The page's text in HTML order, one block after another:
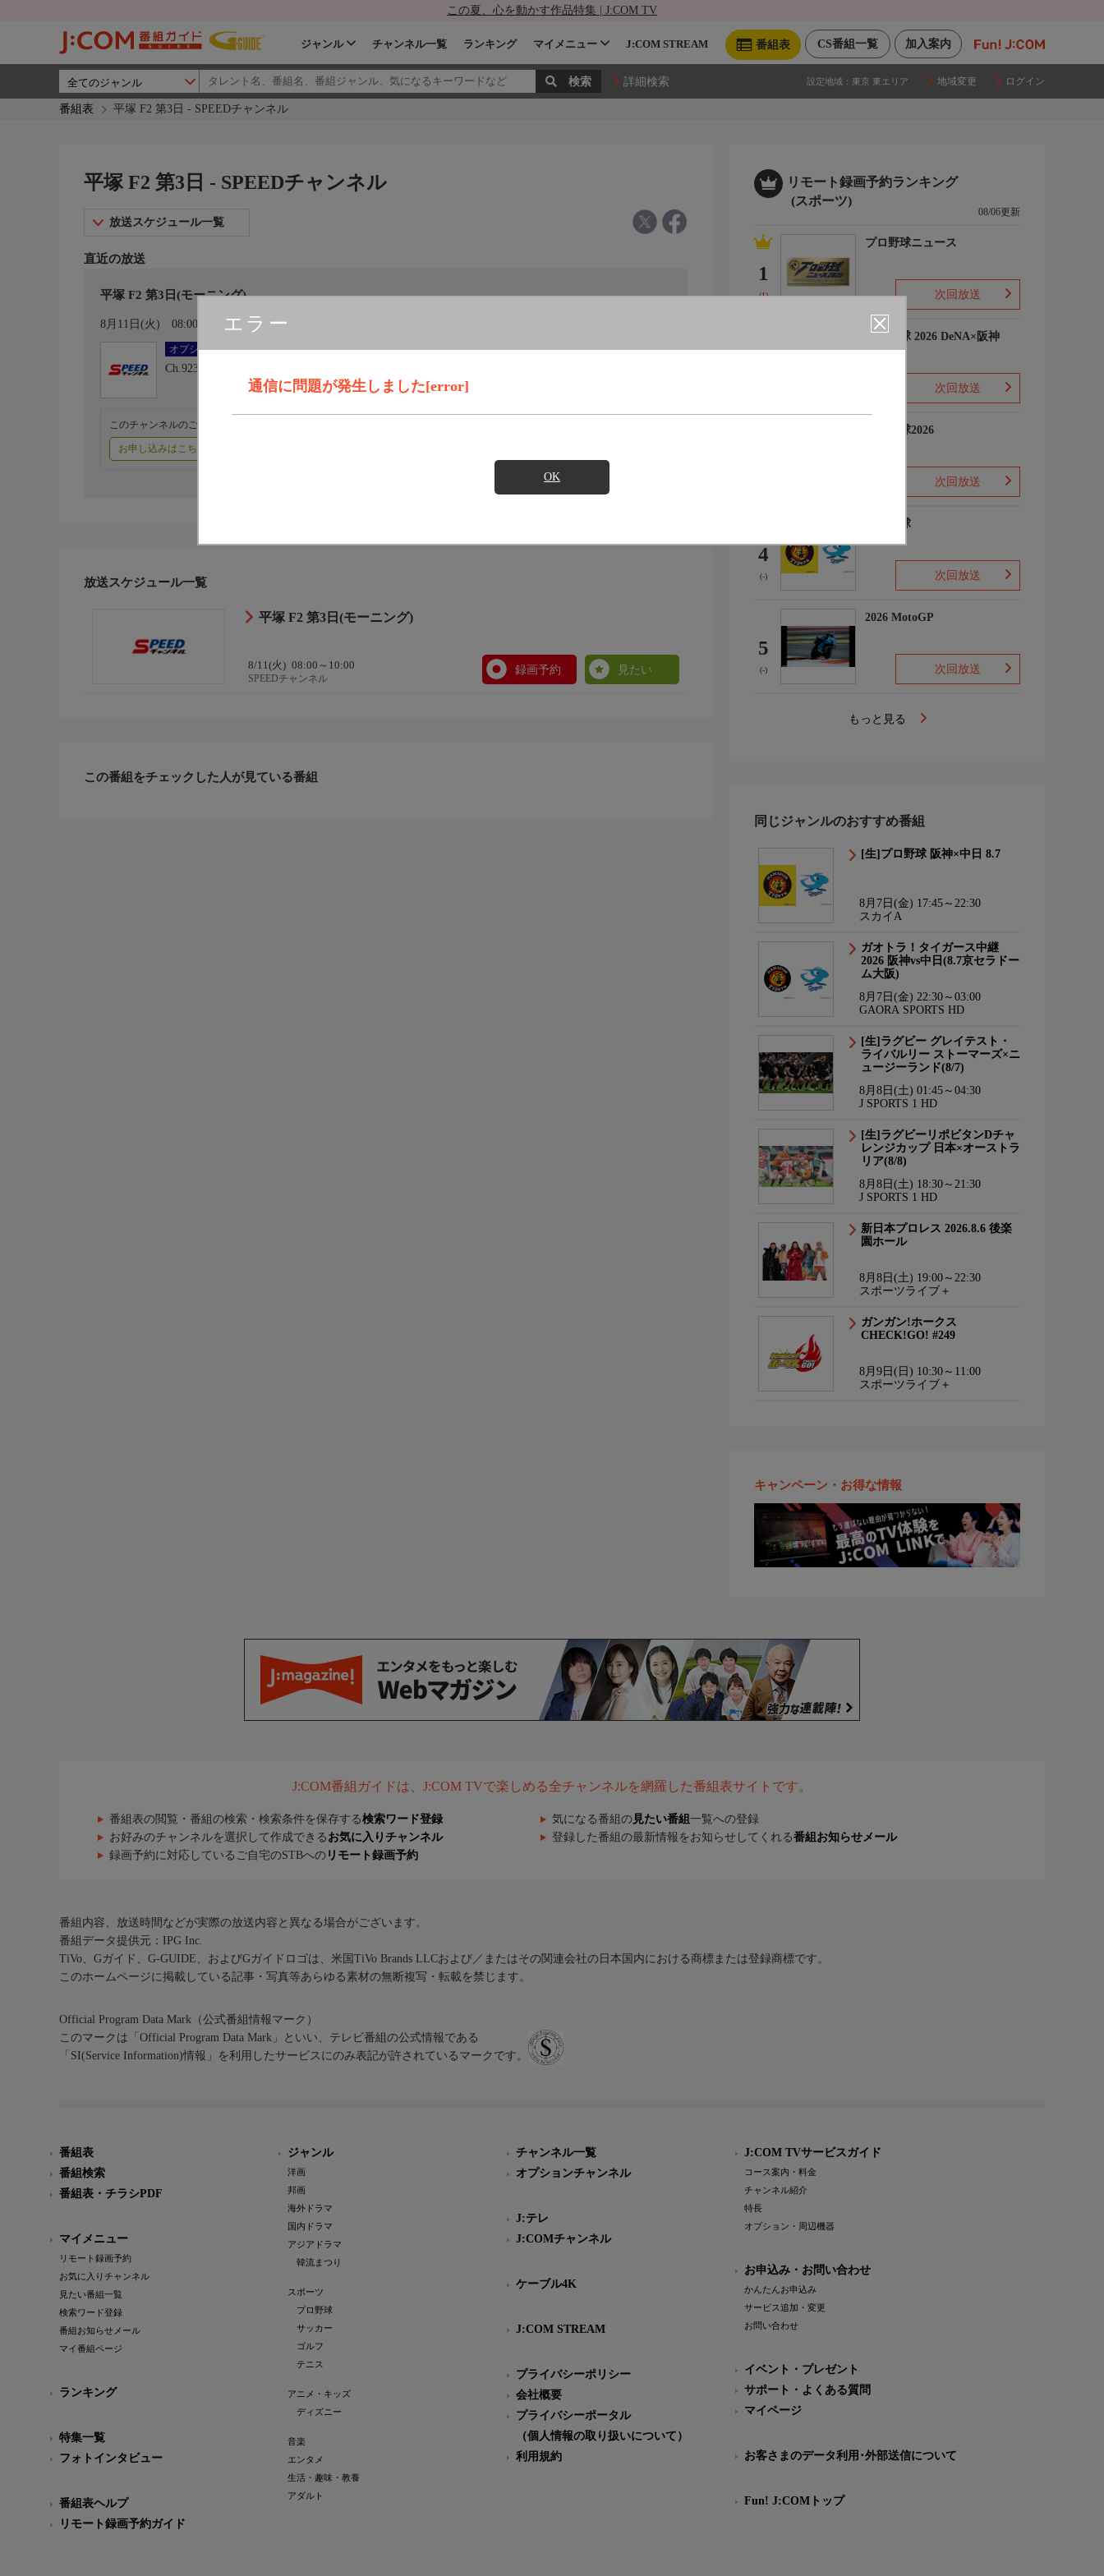
この夏、心を動かす作品特集 | J:COM TV
加入案内
CS番組一覧
番組表
ジャンル チャンネル一覧 ランキング マイメニュー J:COM STREAM
詳細検索 設定地域： 東京 東エリア 地域変更 ログイン
番組表 平塚 F2 第3日 - SPEEDチャンネル
エラー
通信に問題が発生しました[error]
OK
平塚 F2 第3日 - SPEEDチャンネル
放送スケジュール一覧
直近の放送
平塚 F2 第3日(モーニング)
8月11日(火) 08:00〜10:00 カレンダー登録
オプション
Ch.923
このチャンネルのご視聴には、オプションチャンネル(有料)のご契約が必要となります。
お申し込みはこちら
放送スケジュール一覧
平塚 F2 第3日(モーニング)
8/11(火) 08:00～10:00
SPEEDチャンネル
録画予約 見たい
この番組をチェックした人が見ている番組
リモート録画予約ランキング
(スポーツ)
08/06更新
1
(1)
プロ野球ニュース
次回放送
プロ野球 2026 DeNA×阪神
次回放送
プロ野球2026
次回放送
4
(-)
プロ野球
次回放送
5
(-)
2026 MotoGP
次回放送
もっと見る
同じジャンルのおすすめ番組
[生]プロ野球 阪神×中日 8.7
8月7日(金) 17:45～22:30
スカイA
ガオトラ！タイガース中継
2026 阪神vs中日(8.7京セラドー
ム大阪)
8月7日(金) 22:30～03:00
GAORA SPORTS HD
[生]ラグビー グレイテスト・
ライバルリー ストーマーズ×ニ
ュージーランド(8/7)
8月8日(土) 01:45～04:30
J SPORTS 1 HD
[生]ラグビーリポビタンDチャ
レンジカップ 日本×オーストラ
リア(8/8)
8月8日(土) 18:30～21:30
J SPORTS 1 HD
新日本プロレス 2026.8.6 後楽
園ホール
8月8日(土) 19:00～22:30
スポーツライブ＋
ガンガン!ホークス
CHECK!GO! #249
8月9日(日) 10:30～11:00
スポーツライブ＋
キャンペーン・お得な情報
J:COM番組ガイドは、J:COM TVで楽しめる全チャンネルを網羅した番組表サイトです。
番組表の閲覧・番組の検索・検索条件を保存する検索ワード登録 気になる番組の 見たい番組 一覧への登録
お好みのチャンネルを選択して作成できる お気に入りチャンネル 登録した番組の最新情報をお知らせしてくれる番組お知らせメール
録画予約に対応しているご自宅のSTBへの リモート録画予約
番組内容、放送時間などが実際の放送内容と異なる場合がございます。
番組データ提供元：IPG Inc.
TiVo、Gガイド、G-GUIDE、およびGガイドロゴは、米国TiVo Brands LLCおよび／またはその関連会社の日本国内における商標または登録商標です。
このホームページに掲載している記事・写真等あらゆる素材の無断複写・転載を禁じます。
Official Program Data Mark（公式番組情報マーク）
このマークは「Official Program Data Mark」といい、テレビ番組の公式情報である
「SI(Service Information)情報」を利用したサービスにのみ表記が許されているマークです。
番組表
番組検索
番組表・チラシPDF
マイメニュー
リモート録画予約
お気に入りチャンネル
見たい番組一覧
検索ワード登録
番組お知らせメール
マイ番組ページ
ランキング
特集一覧
フォトインタビュー
番組表ヘルプ
リモート録画予約ガイド
ジャンル
洋画
邦画
海外ドラマ
国内ドラマ
アジアドラマ
韓流まつり
スポーツ
プロ野球
サッカー
ゴルフ
テニス
アニメ・キッズ
ディズニー
音楽
エンタメ
生活・趣味・教養
アダルト
チャンネル一覧
オプションチャンネル
J:テレ
J:COMチャンネル
ケーブル4K
J:COM STREAM
プライバシーポリシー
会社概要
プライバシーポータル
（個人情報の取り扱いについて）
利用規約
J:COM TVサービスガイド
コース案内・料金
チャンネル紹介
特長
オプション・周辺機器
お申込み・お問い合わせ
かんたんお申込み
サービス追加・変更
お問い合わせ
イベント・プレゼント
サポート・よくある質問
マイページ
お客さまのデータ利用･外部送信について
Fun! J:COMトップ